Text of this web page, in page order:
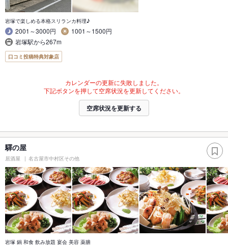
岩塚で楽しめる本格スリランカ料理♪
2001～3000円
1001～1500円
岩塚駅から267m
口コミ投稿特典対象店
カレンダーの更新に失敗しました。
下記ボタンを押して空席状況を更新してください。
空席状況を更新する
驛の屋
居酒屋 名古屋市中村区その他
岩塚 鍋 和食 飲み放題 宴会 美容 薬膳